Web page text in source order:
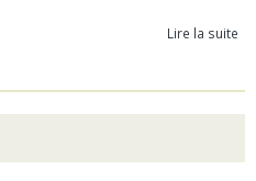
Lire la suite